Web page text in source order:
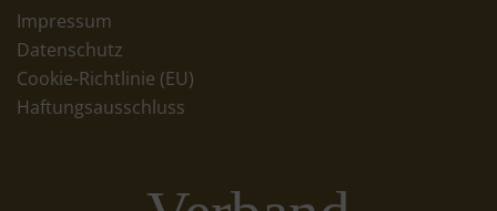
Impressum
Datenschutz
Cookie-Richtlinie (EU)
Haftungsausschluss